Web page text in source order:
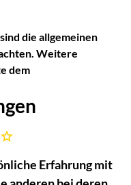
die allgemeinen
Weitere
dem
abgegeben
Erfahrung mit